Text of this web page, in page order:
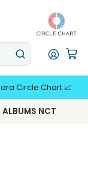
Circle Chart 📈
ALBUMS NCT